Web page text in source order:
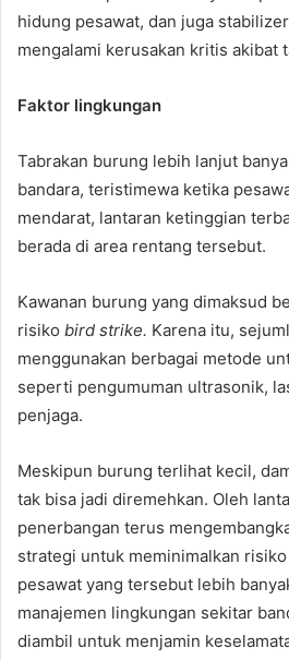
hidung pesawat, dan juga
mengalami kerusakan kritis akibat
Faktor lingkungan
Tabrakan burung lebih lanjut
bandara, teristimewa ketika
mendarat, lantaran ketinggian
berada di area rentang tersebut.
Kawanan burung yang dimaksud
risiko bird strike. Karena itu,
menggunakan berbagai metode
seperti pengumuman ultrasonik,
penjaga.
Meskipun burung terlihat kecil,
tak bisa jadi diremehkan. Oleh
penerbangan terus
strategi untuk meminimalkan risiko
pesawat yang tersebut lebih
manajemen lingkungan sekitar
diambil untuk menjamin